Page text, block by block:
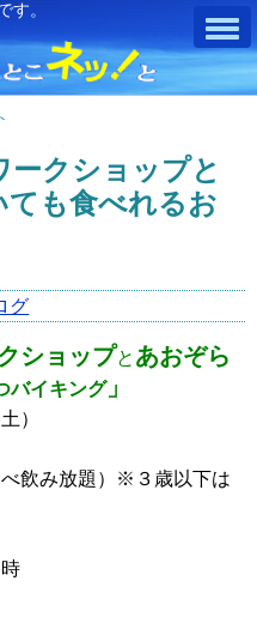
す。
ークショップと
も食べれるお
グ
ショップと あおぞら
バイキング」
）
飲み放題）※３歳以下は